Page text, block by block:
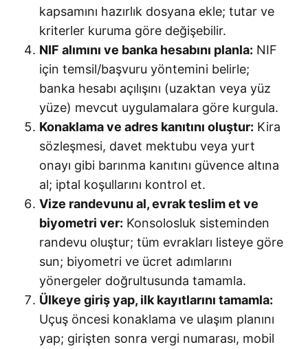
kapsamını hazırlık dosyana ekle; tutar ve
kriterler kuruma göre değişebilir.
NIF alımını ve banka hesabını planla: NIF
için temsil/başvuru yöntemini belirle;
banka hesabı açılışını (uzaktan veya yüz
yüze) mevcut uygulamalara göre kurgula.
Konaklama ve adres kanıtını oluştur: Kira
sözleşmesi, davet mektubu veya yurt
onayı gibi barınma kanıtını güvence altına
al; iptal koşullarını kontrol et.
Vize randevunu al, evrak teslim et ve
biyometri ver: Konsolosluk sisteminden
randevu oluştur; tüm evrakları listeye göre
sun; biyometri ve ücret adımlarını
yönergeler doğrultusunda tamamla.
Ülkeye giriş yap, ilk kayıtlarını tamamla:
Uçuş öncesi konaklama ve ulaşım planını
yap; girişten sonra vergi numarası, mobil